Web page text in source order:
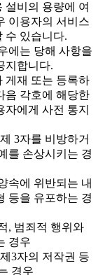
비의 용량에 여
이용자의 서비스
수 있습니다.
에는 당해 사항을
지합니다.
재 또는 등록하
음 각호에 해당한
에게 사전 통지
3자를 비방하거
를 손상시키는 경
속에 위반되는 내
등을 유포하는 경
, 범죄적 행위와
경우
3자의 저작권 등
경우